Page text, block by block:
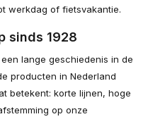
werkdag of fietsvakantie.
sinds 1928
lange geschiedenis in de
producten in Nederland
betekent: korte lijnen, hoge
op onze